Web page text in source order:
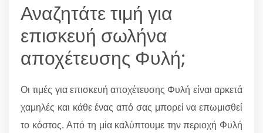
Αναζητάτε τιμή για
επισκευή σωλήνα
αποχέτευσης Φυλή;
Οι τιμές για επισκευή αποχέτευσης Φυλή είναι αρκετά
χαμηλές και κάθε ένας από σας μπορεί να επωμισθεί
το κόστος. Από τη μία καλύπτουμε την περιοχή Φυλή